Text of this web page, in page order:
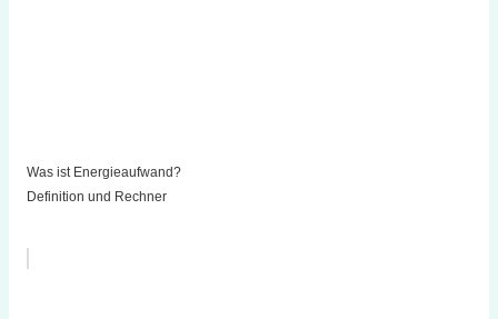
Was ist Energieaufwand?
Definition und Rechner